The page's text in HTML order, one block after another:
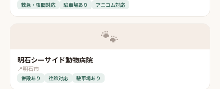
救急・夜間対応 駐車場あり アニコム対応
🐾
明石シーサイド動物病院
📍明石市
併設あり 往診対応 駐車場あり